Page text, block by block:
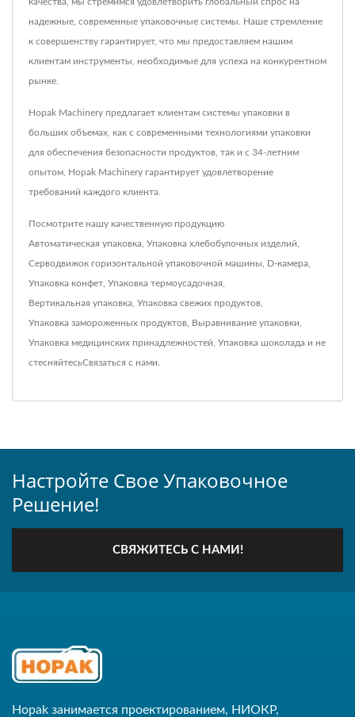
надежные, современные упаковочные системы. Наше стремление
к совершенству гарантирует, что мы предоставляем нашим
клиентам инструменты, необходимые для успеха на конкурентном
рынке.
Hopak Machinery предлагает клиентам системы упаковки в
больших объемах, как с современными технологиями упаковки
для обеспечения безопасности продуктов, так и с 34-летним
опытом, Hopak Machinery гарантирует удовлетворение
требований каждого клиента.
Посмотрите нашу качественную продукцию
Автоматическая упаковка Упаковка хлебобулочных изделий
Серводвижок горизонтальной упаковочной машины D-камера
Упаковка конфет Упаковка термоусадочная
Вертикальная упаковка Упаковка свежих продуктов
Упаковка замороженных продуктов Выравнивание упаковки
Упаковка медицинских принадлежностей Упаковка шоколада и не
стесняйтесьСвязаться с нами
Настройте Свое Упаковочное
Решение!
СВЯЖИТЕСЬ С НАМИ!
Hopak занимается проектированием, НИОКР,